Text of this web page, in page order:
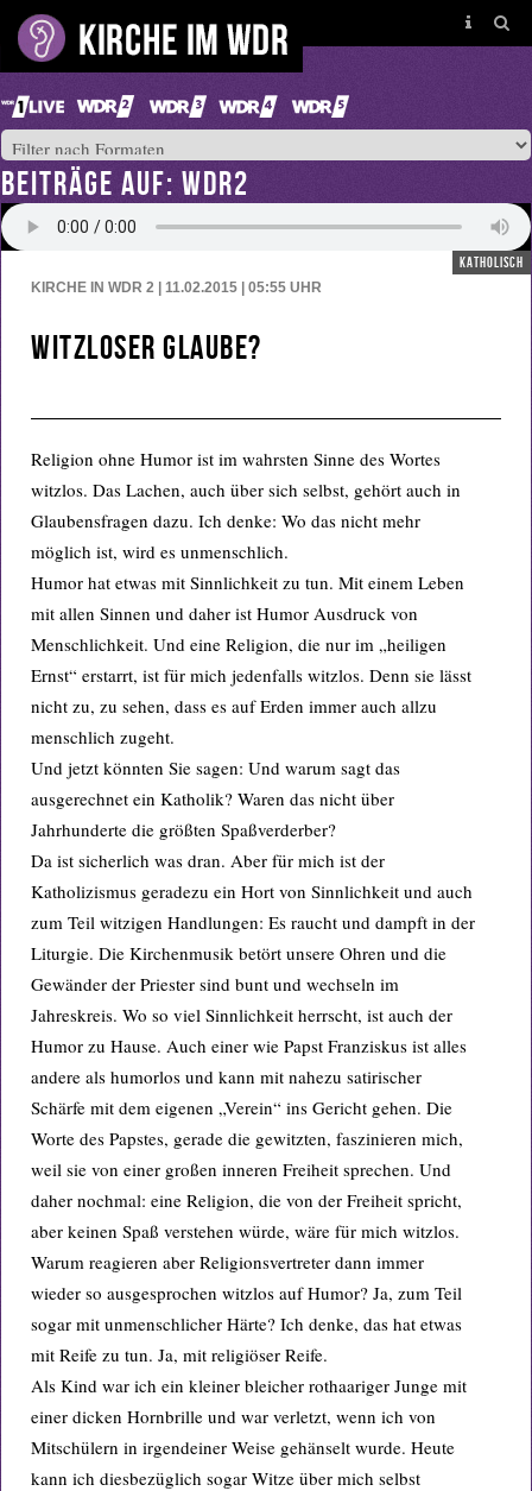
BEITRÄGE AUF: WDR2
katholisch
KIRCHE IN WDR 2 | 11.02.2015 | 05:55 UHR
Witzloser Glaube?
Religion ohne Humor ist im wahrsten Sinne des Wortes
witzlos. Das Lachen, auch über sich selbst, gehört auch in
Glaubensfragen dazu. Ich denke: Wo das nicht mehr
möglich ist, wird es unmenschlich.
Humor hat etwas mit Sinnlichkeit zu tun. Mit einem Leben
mit allen Sinnen und daher ist Humor Ausdruck von
Menschlichkeit. Und eine Religion, die nur im „heiligen
Ernst“ erstarrt, ist für mich jedenfalls witzlos. Denn sie lässt
nicht zu, zu sehen, dass es auf Erden immer auch allzu
menschlich zugeht.
Und jetzt könnten Sie sagen: Und warum sagt das
ausgerechnet ein Katholik? Waren das nicht über
Jahrhunderte die größten Spaßverderber?
Da ist sicherlich was dran. Aber für mich ist der
Katholizismus geradezu ein Hort von Sinnlichkeit und auch
zum Teil witzigen Handlungen: Es raucht und dampft in der
Liturgie. Die Kirchenmusik betört unsere Ohren und die
Gewänder der Priester sind bunt und wechseln im
Jahreskreis. Wo so viel Sinnlichkeit herrscht, ist auch der
Humor zu Hause. Auch einer wie Papst Franziskus ist alles
andere als humorlos und kann mit nahezu satirischer
Schärfe mit dem eigenen „Verein“ ins Gericht gehen. Die
Worte des Papstes, gerade die gewitzten, faszinieren mich,
weil sie von einer großen inneren Freiheit sprechen. Und
daher nochmal: eine Religion, die von der Freiheit spricht,
aber keinen Spaß verstehen würde, wäre für mich witzlos.
Warum reagieren aber Religionsvertreter dann immer
wieder so ausgesprochen witzlos auf Humor? Ja, zum Teil
sogar mit unmenschlicher Härte? Ich denke, das hat etwas
mit Reife zu tun. Ja, mit religiöser Reife.
Als Kind war ich ein kleiner bleicher rothaariger Junge mit
einer dicken Hornbrille und war verletzt, wenn ich von
Mitschülern in irgendeiner Weise gehänselt wurde. Heute
kann ich diesbezüglich sogar Witze über mich selbst